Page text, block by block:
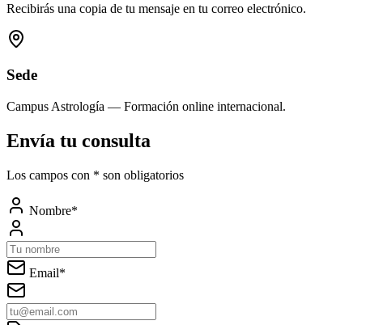
Recibirás una copia de tu mensaje en tu correo electrónico.
Sede
Campus Astrología — Formación online internacional.
Envía tu consulta
Los campos con * son obligatorios
Nombre*
Email*